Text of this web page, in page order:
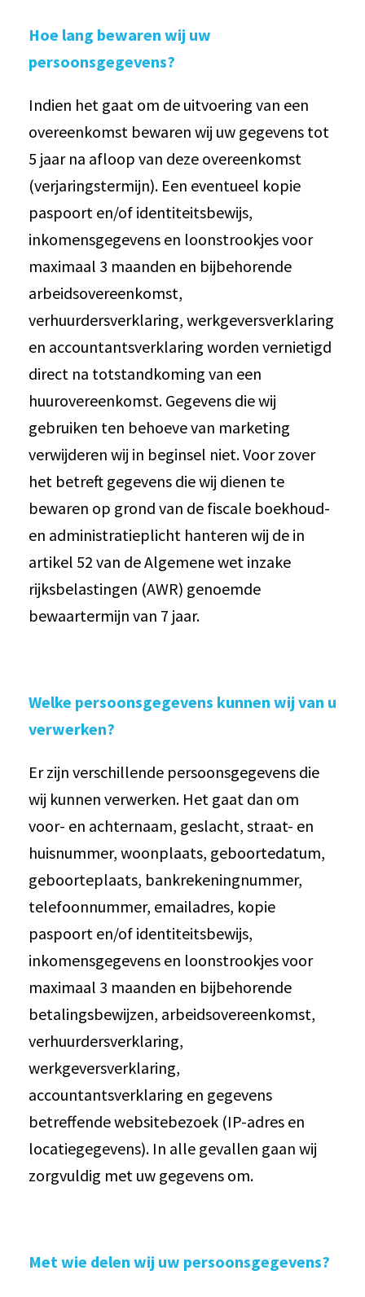
Hoe lang bewaren wij uw
persoonsgegevens?
Indien het gaat om de uitvoering van een
overeenkomst bewaren wij uw gegevens tot
5 jaar na afloop van deze overeenkomst
(verjaringstermijn). Een eventueel kopie
paspoort en/of identiteitsbewijs,
inkomensgegevens en loonstrookjes voor
maximaal 3 maanden en bijbehorende
arbeidsovereenkomst,
verhuurdersverklaring, werkgeversverklaring
en accountantsverklaring worden vernietigd
direct na totstandkoming van een
huurovereenkomst. Gegevens die wij
gebruiken ten behoeve van marketing
verwijderen wij in beginsel niet. Voor zover
het betreft gegevens die wij dienen te
bewaren op grond van de fiscale boekhoud-
en administratieplicht hanteren wij de in
artikel 52 van de Algemene wet inzake
rijksbelastingen (AWR) genoemde
bewaartermijn van 7 jaar.
Welke persoonsgegevens kunnen wij van u
verwerken?
Er zijn verschillende persoonsgegevens die
wij kunnen verwerken. Het gaat dan om
voor- en achternaam, geslacht, straat- en
huisnummer, woonplaats, geboortedatum,
geboorteplaats, bankrekeningnummer,
telefoonnummer, emailadres, kopie
paspoort en/of identiteitsbewijs,
inkomensgegevens en loonstrookjes voor
maximaal 3 maanden en bijbehorende
betalingsbewijzen, arbeidsovereenkomst,
verhuurdersverklaring,
werkgeversverklaring,
accountantsverklaring en gegevens
betreffende websitebezoek (IP-adres en
locatiegegevens). In alle gevallen gaan wij
zorgvuldig met uw gegevens om.
Met wie delen wij uw persoonsgegevens?